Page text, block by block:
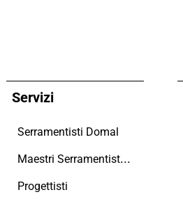
Servizi
Serramentisti Domal
Maestri Serramentisti Domal
Progettisti